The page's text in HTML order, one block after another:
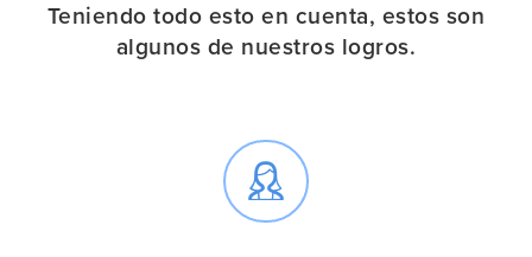
Teniendo todo esto en cuenta, estos son
algunos de nuestros logros.
